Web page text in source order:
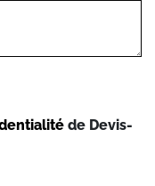
de Devis-